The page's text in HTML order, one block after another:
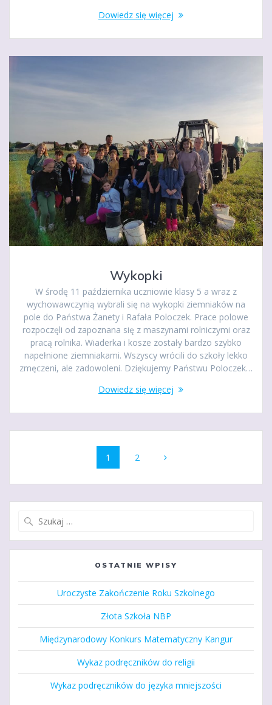
Dowiedz się więcej
Wykopki
W środę 11 października uczniowie klasy 5 a wraz z
wychowawczynią wybrali się na wykopki ziemniaków na
pole do Państwa Żanety i Rafała Poloczek. Prace polowe
rozpoczęli od zapoznana się z maszynami rolniczymi oraz
pracą rolnika. Wiaderka i kosze zostały bardzo szybko
napełnione ziemniakami. Wszyscy wrócili do szkoły lekko
zmęczeni, ale zadowoleni. Dziękujemy Państwu Poloczek…
Dowiedz się więcej
Nawigacja
Strona
1 Strona
2
OSTATNIE WPISY
Uroczyste Zakończenie Roku Szkolnego
Złota Szkoła NBP
Międzynarodowy Konkurs Matematyczny Kangur
Wykaz podręczników do religii
Wykaz podręczników do języka mniejszości